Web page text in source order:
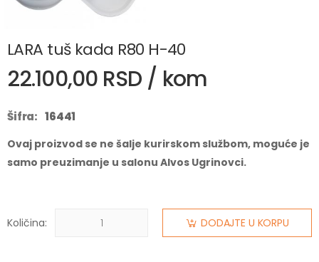
LARA tuš kada R80 H-40
22.100,00 RSD / kom
Šifra: 16441
Ovaj proizvod se ne šalje kurirskom službom, moguće je
samo preuzimanje u salonu Alvos Ugrinovci.
Količina: DODAJTE U KORPU